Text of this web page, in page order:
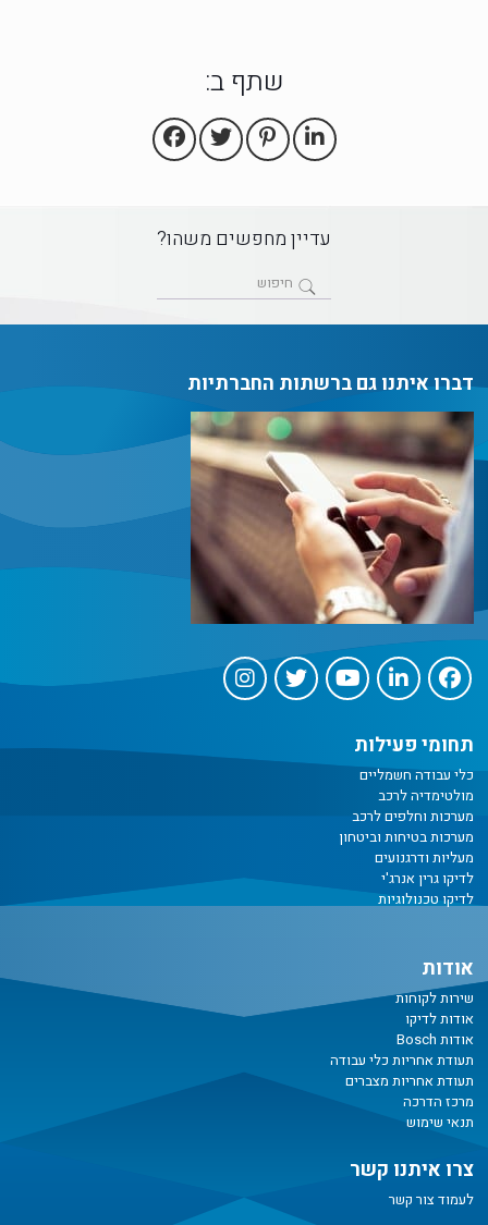
שתף ב:
עדיין מחפשים משהו?
דברו איתנו גם ברשתות החברתיות
תחומי פעילות
כלי עבודה חשמליים
מולטימדיה לרכב
מערכות וחלפים לרכב
מערכות בטיחות וביטחון
מעליות ודרגנועים
לדיקו גרין אנרג'י
לדיקו טכנולוגיות
אודות
שירות לקוחות
אודות לדיקו
אודות Bosch
תעודת אחריות כלי עבודה
תעודת אחריות מצברים
מרכז הדרכה
תנאי שימוש
צרו איתנו קשר
לעמוד צור קשר